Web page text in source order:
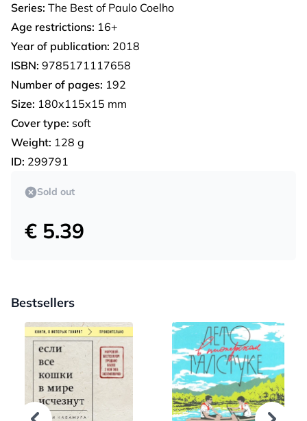
Series: The Best of Paulo Coelho
Age restrictions: 16+
Year of publication: 2018
ISBN: 9785171117658
Number of pages: 192
Size: 180x115x15 mm
Cover type: soft
Weight: 128 g
ID: 299791
Sold out
€ 5.39
Bestsellers